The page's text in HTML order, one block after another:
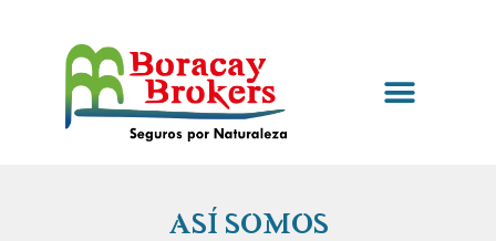
ASÍ SOMOS